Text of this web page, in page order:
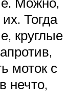
Тогда
круглые
моток с
нечто,